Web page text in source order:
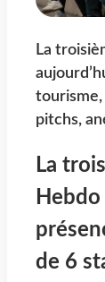
La
tourisme,
pitchs,
La
de 6